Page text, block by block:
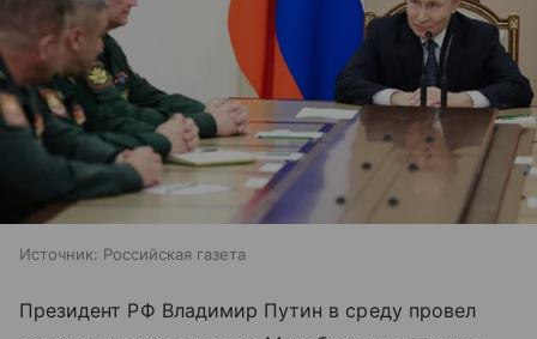
Источник: Российская газета
Президент РФ Владимир Путин в среду провел